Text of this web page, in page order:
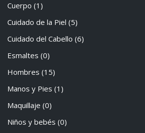
Cuerpo (1)
Cuidado de la Piel (5)
Cuidado del Cabello (6)
Esmaltes (0)
Hombres (15)
Manos y Pies (1)
Maquillaje (0)
Niños y bebés (0)